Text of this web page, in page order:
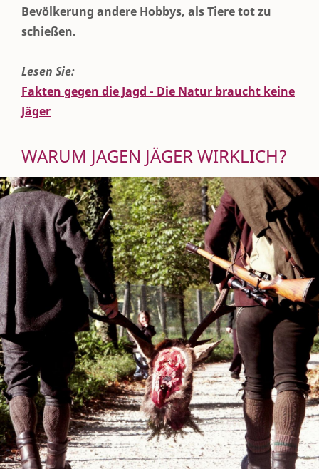
Bevölkerung andere Hobbys, als Tiere tot zu
schießen.
Lesen Sie:
Fakten gegen die Jagd - Die Natur braucht keine
Jäger
WARUM JAGEN JÄGER WIRKLICH?